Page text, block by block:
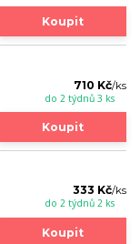
Koupit
710 Kč/ks
do 2 týdnů 3 ks
Koupit
333 Kč/ks
do 2 týdnů 2 ks
Koupit